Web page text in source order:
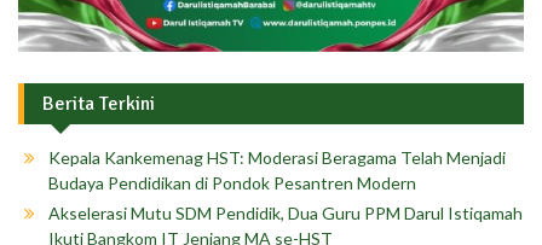
Berita Terkini
Kepala Kankemenag HST: Moderasi Beragama Telah Menjadi
Budaya Pendidikan di Pondok Pesantren Modern
Akselerasi Mutu SDM Pendidik, Dua Guru PPM Darul Istiqamah
Ikuti Bangkom IT Jenjang MA se-HST